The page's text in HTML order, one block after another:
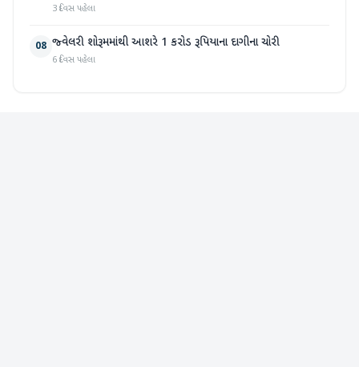
3 દિવસ પહેલા
08 જ્વેલરી શોરૂમમાંથી આશરે 1 કરોડ રૂપિયાના દાગીના ચોરી
6 દિવસ પહેલા